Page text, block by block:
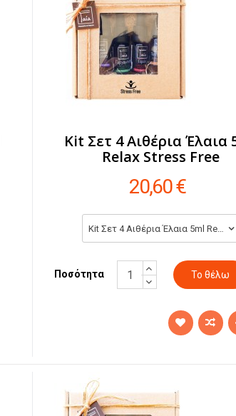
Kit Σετ 4 Αιθέρια Έλαια
Relax Stress Free
20,60 €
Kit Σετ 4 Αιθέρια Έλαια 5ml Relax Stress Free (20,60 €)
Ποσότητα